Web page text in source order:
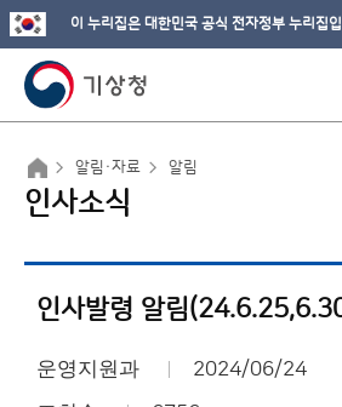
이 누리집은 대한민국 공식 전자정부 누리집
알림·자료 알림
인사소식
인사발령 알림
운영지원과 2024/06/24